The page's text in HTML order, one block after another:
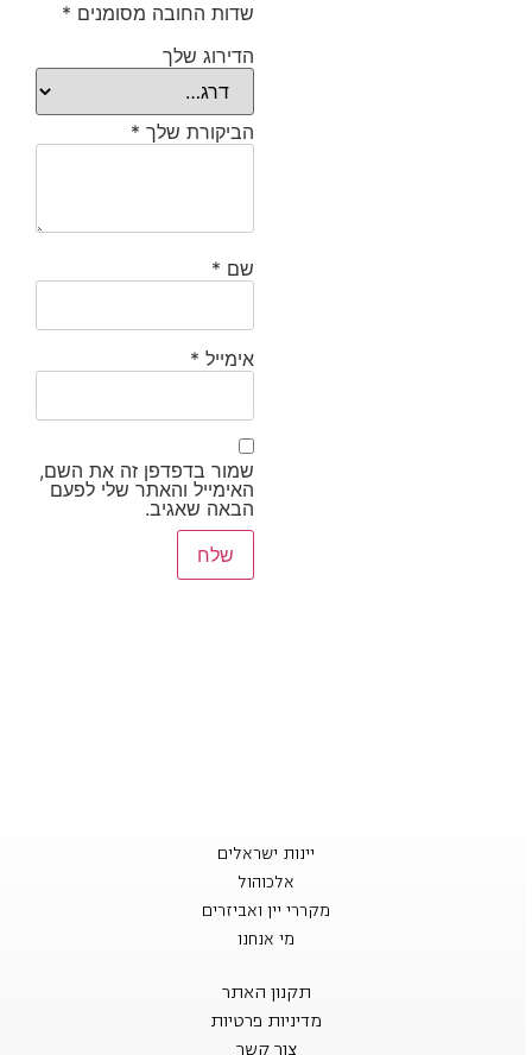
שדות החובה מסומנים *
הדירוג שלך
הביקורת שלך *
שם *
אימייל *
שמור בדפדפן זה את השם,
האימייל והאתר שלי לפעם
הבאה שאגיב.
יינות ישראלים
אלכוהול
מקררי יין ואביזרים
מי אנחנו
תקנון האתר
מדיניות פרטיות
צור קשר